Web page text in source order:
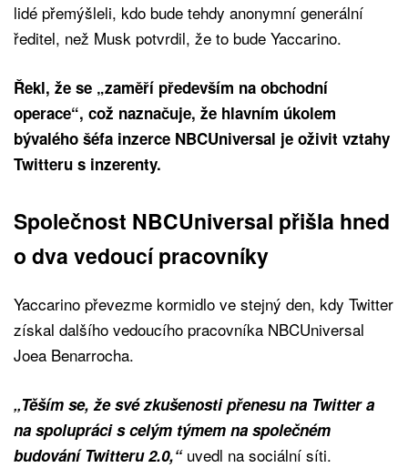
lidé přemýšleli, kdo bude tehdy anonymní generální
ředitel, než Musk potvrdil, že to bude Yaccarino.
Řekl, že se „zaměří především na obchodní
operace“, což naznačuje, že hlavním úkolem
bývalého šéfa inzerce NBCUniversal je oživit vztahy
Twitteru s inzerenty.
Společnost NBCUniversal přišla hned
o dva vedoucí pracovníky
Yaccarino převezme kormidlo ve stejný den, kdy Twitter
získal dalšího vedoucího pracovníka NBCUniversal
Joea Benarrocha.
„Těším se, že své zkušenosti přenesu na Twitter a
na spolupráci s celým týmem na společném
budování Twitteru 2.0,“uvedl na sociální síti.